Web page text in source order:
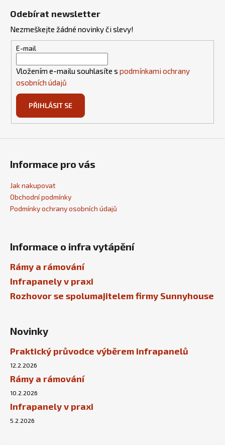
Odebírat newsletter
Nezmeškejte žádné novinky či slevy!
E-mail
Vložením e-mailu souhlasíte s podmínkami ochrany
osobních údajů
PŘIHLÁSIT SE
Informace pro vás
Jak nakupovat
Obchodní podmínky
Podmínky ochrany osobních údajů
Informace o infra vytápění
Rámy a rámování
Infrapanely v praxi
Rozhovor se spolumajitelem firmy Sunnyhouse
Novinky
Praktický průvodce výběrem infrapanelů
12.2.2026
Rámy a rámování
10.2.2026
Infrapanely v praxi
5.2.2026